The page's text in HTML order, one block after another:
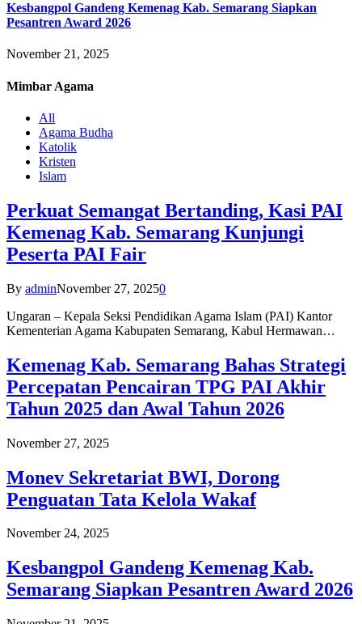
Kesbangpol Gandeng Kemenag Kab. Semarang Siapkan
Pesantren Award 2026
November 21, 2025
Mimbar Agama
All
Agama Budha
Katolik
Kristen
Islam
Perkuat Semangat Bertanding, Kasi PAI
Kemenag Kab. Semarang Kunjungi
Peserta PAI Fair
By adminNovember 27, 20250
Ungaran – Kepala Seksi Pendidikan Agama Islam (PAI) Kantor
Kementerian Agama Kabupaten Semarang, Kabul Hermawan…
Kemenag Kab. Semarang Bahas Strategi
Percepatan Pencairan TPG PAI Akhir
Tahun 2025 dan Awal Tahun 2026
November 27, 2025
Monev Sekretariat BWI, Dorong
Penguatan Tata Kelola Wakaf
November 24, 2025
Kesbangpol Gandeng Kemenag Kab.
Semarang Siapkan Pesantren Award 2026